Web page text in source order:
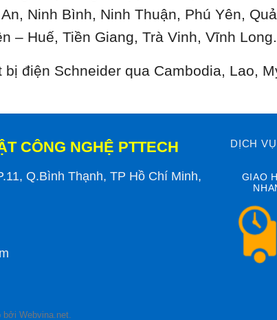
Ninh Bình, Ninh Thuận, Phú Yên,
– Huế, Tiền Giang, Trà Vinh, Vĩnh Long.
điện Schneider qua Cambodia, Lao,
CÔNG NGHỆ PTTECH
Q.Bình Thạnh, TP Hồ Chí Minh,
DỊCH VỤ
GIAO
bởi Webvina.net.